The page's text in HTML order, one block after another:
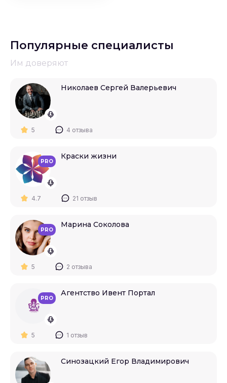
Популярные специалисты
Им доверяют
Николаев Сергей Валерьевич
5 4 отзыва
PRO
Краски жизни
4.7 21 отзыв
PRO
Марина Соколова
5 2 отзыва
PRO
Агентство Ивент Портал
5 1 отзыв
Синозацкий Егор Владимирович